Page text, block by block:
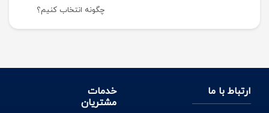
چگونه انتخاب کنیم؟
ارتباط با ما
خدمات
مشتریان